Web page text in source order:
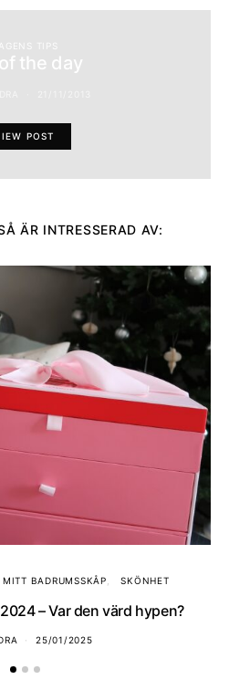
TIPS
the day
POST
ÄR INTRESSERAD AV:
MITT BADRUMSSKÅP SKÖNHET
– Var den värd hypen?
25/01/2025